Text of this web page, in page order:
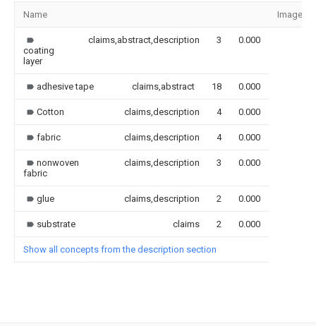
Name Image
coating
layer
claims,abstract,description 3 0.000
adhesive tape claims,abstract 18 0.000
Cotton claims,description 4 0.000
fabric claims,description 4 0.000
nonwoven
fabric
claims,description 3 0.000
glue claims,description 2 0.000
substrate claims 2 0.000
Show all concepts from the description section